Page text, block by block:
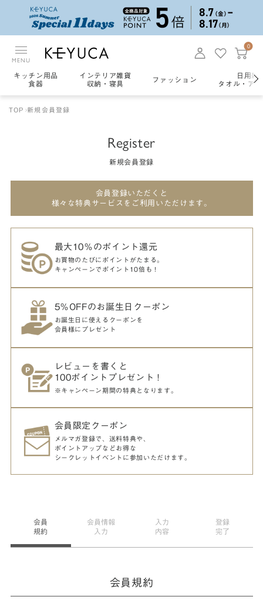
MENU
0
キッチン用品
食器
インテリア雑貨
収納・寝具
ファッション
日用雑
タオル・ア
TOP 新規会員登録
Register
新規会員登録
会員登録いただくと
様々な特典サービスをご利用いただけます。
最大10％のポイント還元
お買物のたびにポイントがたまる。
キャンペーンでポイント10倍も！
5％OFFのお誕生日クーポン
お誕生日に使えるクーポンを
会員様にプレゼント
レビューを書くと
100ポイントプレゼント！
※キャンペーン期間の特典となります。
会員限定クーポン
メルマガ登録で、送料特典や、
ポイントアップなどお得な
シークレットイベントに参加いただけます。
会員
規約
会員情報
入力
入力
内容
登録
完了
会員規約